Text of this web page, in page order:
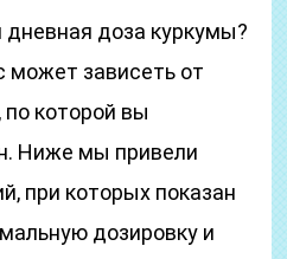
доза куркумы?
может зависеть от
которой вы
Ниже мы привели
при которых показан
дозировку и